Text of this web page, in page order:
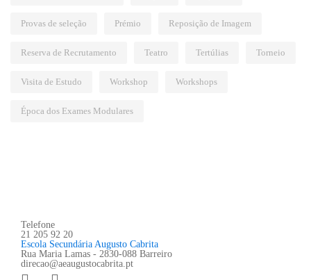
Provas de seleção Prémio Reposição de Imagem
Reserva de Recrutamento Teatro Tertúlias Torneio
Visita de Estudo Workshop Workshops
Época dos Exames Modulares
Telefone
21 205 92 20
Escola Secundária Augusto Cabrita
Rua Maria Lamas - 2830-088 Barreiro
direcao@aeaugustocabrita.pt